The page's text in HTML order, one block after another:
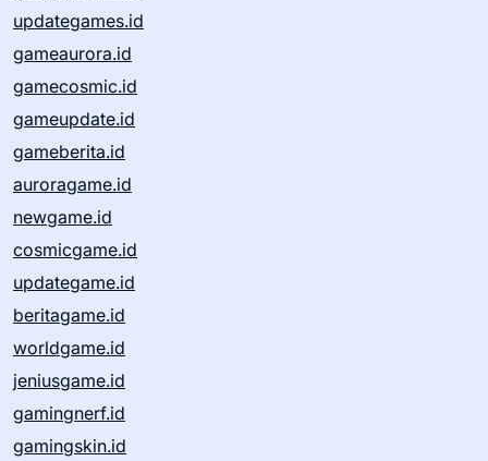
updategames.id
gameaurora.id
gamecosmic.id
gameupdate.id
gameberita.id
auroragame.id
newgame.id
cosmicgame.id
updategame.id
beritagame.id
worldgame.id
jeniusgame.id
gamingnerf.id
gamingskin.id